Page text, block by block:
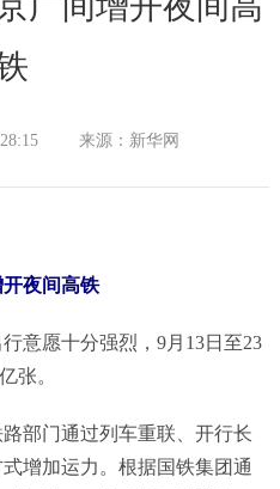
来源：新华网
夜间高铁
愿十分强烈，9月13日至23
张。
门通过列车重联、开行长
增加运力。根据国铁集团通